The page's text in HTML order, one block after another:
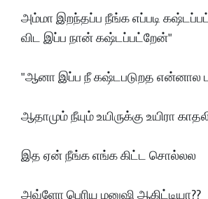
அம்மா இறந்தப்ப நீங்க எப்படி
விட இப்ப நான் கஷ்டப்பட்றேன்"
"ஆனா இப்ப நீ கஷ்டபடுறத என்னால
ஆதாமும் நீயும் உயிருக்கு உயிரா
இத ஏன் நீங்க எங்க கிட்ட சொல்லல